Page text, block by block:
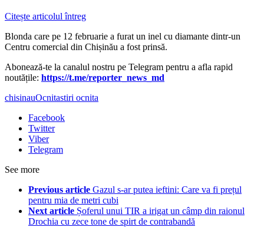
Citește articolul întreg
Blonda care pe 12 februarie a furat un inel cu diamante dintr-un
Centru comercial din Chișinău a fost prinsă.
Abonează-te la canalul nostru pe Telegram pentru a afla rapid
noutățile: https://t.me/reporter_news_md
chisinauOcnitastiri ocnita
Facebook
Twitter
Viber
Telegram
See more
Previous article Gazul s-ar putea ieftini: Care va fi prețul
pentru mia de metri cubi
Next article Șoferul unui TIR a irigat un câmp din raionul
Drochia cu zece tone de spirt de contrabandă